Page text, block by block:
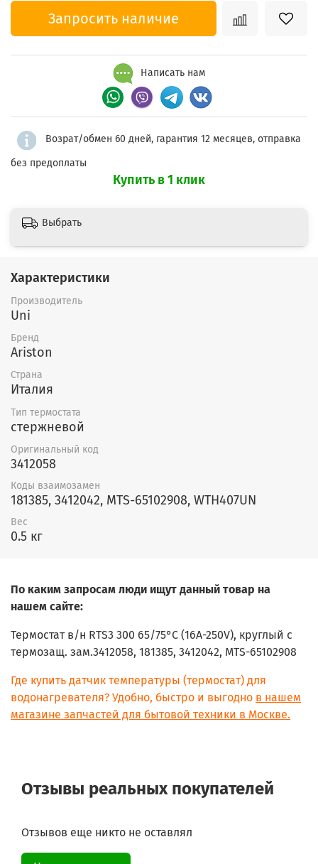
Запросить наличие
Написать нам
Возрат/обмен 60 дней, гарантия 12 месяцев, отправка
без предоплаты
Купить в 1 клик
Выбрать
Характеристики
Производитель
Uni
Бренд
Ariston
Страна
Италия
Тип термостата
стержневой
Оригинальный код
3412058
Коды взаимозамен
181385, 3412042, MTS-65102908, WTH407UN
Вес
0.5 кг
По каким запросам люди ищут данный товар на
нашем сайте:
Термостат в/н RTS3 300 65/75°C (16A-250V), круглый с
термозащ. зам.3412058, 181385, 3412042, MTS-65102908
Где купить датчик температуры (термостат) для
водонагревателя? Удобно, быстро и выгодно в нашем
магазине запчастей для бытовой техники в Москве.
Отзывы реальных покупателей
Отзывов еще никто не оставлял